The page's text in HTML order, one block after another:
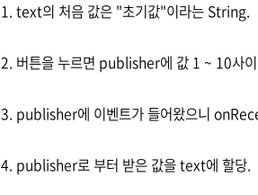
1. text의 처음 값은 "초기값"이라는 String.
2. 버튼을 누르면 publisher에 값 1 ~ 10사
3. publisher에 이벤트가 들어왔으니
4. publisher로 부터 받은 값을 text에 할당.